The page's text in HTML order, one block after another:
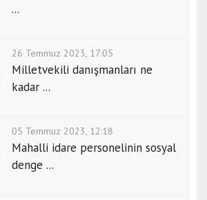
...
26 Temmuz 2023, 17:05
Milletvekili danışmanları ne
kadar ...
05 Temmuz 2023, 12:18
Mahalli idare personelinin sosyal
denge ...